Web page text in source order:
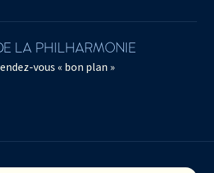
LA PHILHARMONIE
vous « bon plan »